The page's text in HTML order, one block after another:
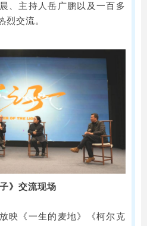
、主持人岳广鹏以及一百多
烈交流。
子》交流现场
映《一生的麦地》《柯尔克